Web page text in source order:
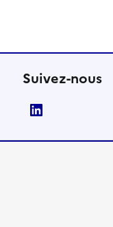
Suivez-nous